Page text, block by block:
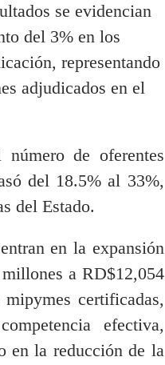
se evidencian
del 3% en los
representando
adjudicados en el
de oferentes
del 18.5% al 33%,
del Estado.
en la expansión
a RD$12,054
certificadas,
efectiva,
en la reducción de la